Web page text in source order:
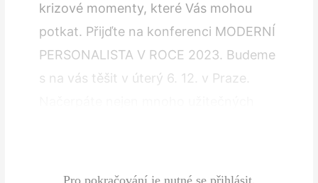
krizové momenty, které Vás mohou
potkat. Přijďte na konferenci MODERNÍ
PERSONALISTA V ROCE 2023. Budeme
s na vás těšit v úterý 6. 12. v Praze.